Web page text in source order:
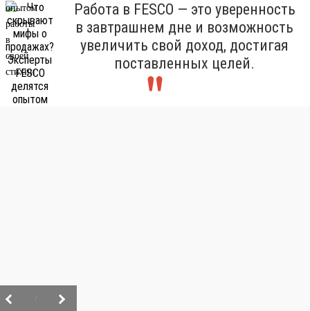
Работа в FESCO — это уверенность
в завтрашнем дне и возможность
увеличить свой доход, достигая
поставленных целей.